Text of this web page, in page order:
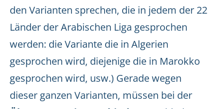
den Varianten sprechen, die in jedem der 22
Länder der Arabischen Liga gesprochen
werden: die Variante die in Algerien
gesprochen wird, diejenige die in Marokko
gesprochen wird, usw.) Gerade wegen
dieser ganzen Varianten, müssen bei der